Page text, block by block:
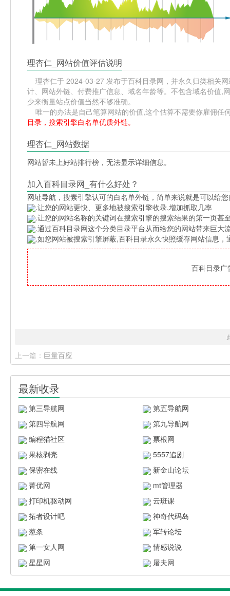
理杏仁_网站价值评估说明
理杏仁于 2024-03-27 发布于百科目录网，并永久归类相关
计、网站外链、付费推广信息、域名年龄等。不包含域名价值
少来衡量站点价值当然不够准确。
唯一的办法是自己笔算网站的价值,这个估算不需要你雇佣任
目录，搜索引擎白名单优质外链。
理杏仁_网站数据
网站暂未上好站排行榜，无法显示详细信息。
加入百科目录网_有什么好处？
网址导航 ，搜素引擎认可的白名单外链，简单来说就是可以给
.让您的网站更快、更多地被搜索引擎收录,增加抓取几率
.让您的网站名称的关键词在搜索引擎的搜索结果的第一页甚
.通过百科目录网这个分类目录平台从而给您的网站带来巨大
.如您网站被搜索引擎屏蔽,百科目录永久快照缓存网站信息
百科目录
上一篇： 巨量百应
最新收录
第三导航网
第五导航网
第四导航网
第九导航网
编程猫社区
票根网
果核剥壳
5557追剧
保密在线
新金山论坛
菁优网
mt管理器
打印机驱动网
云班课
拓者设计吧
神奇代码岛
葱条
军转论坛
第一女人网
情感说说
星星网
屠夫网